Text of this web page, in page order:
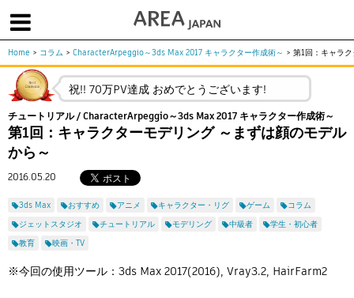
体験版で始める 学生向け無償版 ソフトを購入
About us | フォーラム | お問合せ | メールマガジン
コラム
Columns
チュートリアル ユーザー事例
ムービー
求人
Jobs
Home > コラム > CharacterArpeggio～3ds Max 2017 キャラクター作成術～ > 第1回：キャラ
祝!! 70万PV達成 おめでとうございます!
チュートリアル / CharacterArpeggio～3ds Max 2017 キャラクター作成術～
第1回：キャラクターモデリング ～まずは顔のモデル
から～
2016.05.20
3ds Max おすすめ アニメ キャラクター・リグ ゲーム
コラム
ジェットスタジオ
チュートリアル モデリング 中級者
学生・初心者
教育
映画・TV
※今回の使用ツール：3ds Max 2017(2016), Vray3.2, HairFarm2